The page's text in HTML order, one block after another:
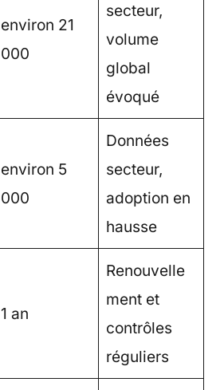
environ 21
000
secteur,
volume
global
évoqué
environ 5
000
Données
secteur,
adoption en
hausse
1 an
Renouvelle
ment et
contrôles
réguliers